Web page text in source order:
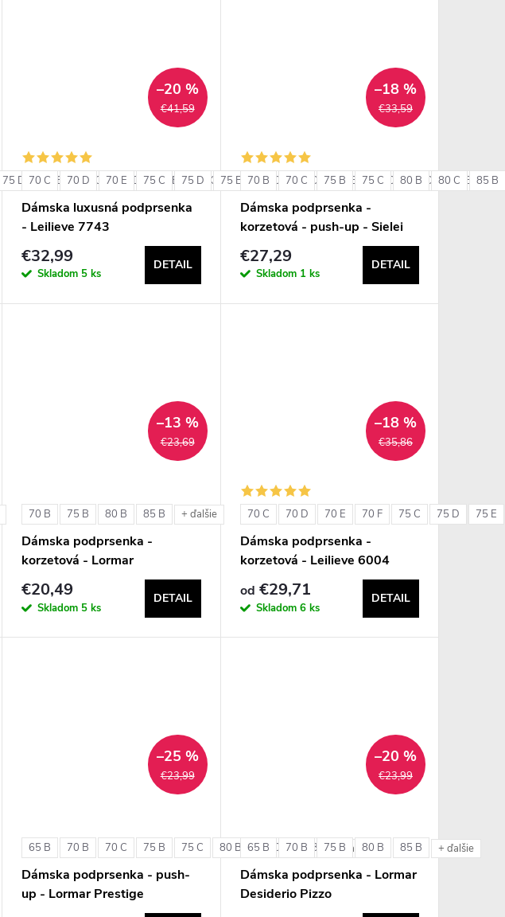
75 D 80 B 80 C 80 D 85 B 85 C 85 D 90 B 90 C + ďalšie
€41,59
–20 %
70 C 70 D 70 E 75 C 75 D 75 E 80 C 80 D 80 E 85 C 85 D 85 E 90
Dámska luxusná podprsenka
- Leilieve 7743
€32,99
Skladom 5 ks
DETAIL
€33,59
–18 %
70 B 70 C 75 B 75 C 80 B 80 C 85 B
Dámska podprsenka -
korzetová - push-up - Sielei
1580
€27,29
Skladom 1 ks
DETAIL
€23,69
–13 %
70 B 75 B 80 B 85 B + ďalšie
Dámska podprsenka -
korzetová - Lormar
ExtraOrdinary Fascia
€20,49
Skladom 5 ks
DETAIL
€35,86
–18 %
70 C 70 D 70 E 70 F 75 C 75 D 75 E
Dámska podprsenka -
korzetová - Leilieve 6004
od €29,71
Skladom 6 ks
DETAIL
€23,99
–25 %
65 B 70 B 70 C 75 B 75 C 80 B 80 C 85 B + ďalšie
Dámska podprsenka - push-
up - Lormar Prestige
€23,99
–20 %
65 B 70 B 75 B 80 B 85 B + ďalšie
Dámska podprsenka - Lormar
Desiderio Pizzo